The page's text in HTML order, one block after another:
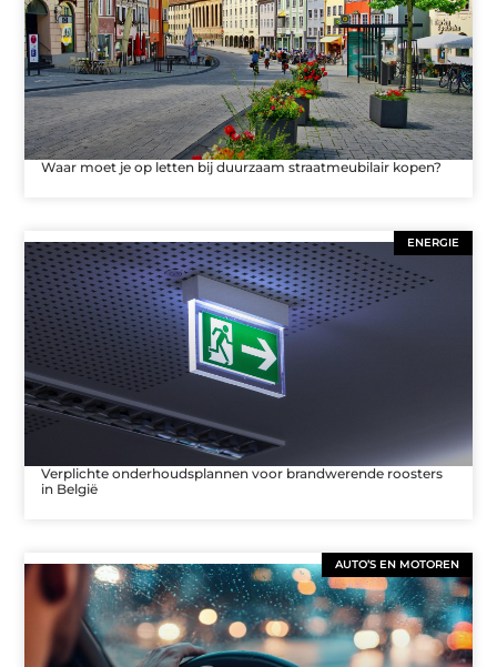
Waar moet je op letten bij duurzaam straatmeubilair kopen?
ENERGIE
Verplichte onderhoudsplannen voor brandwerende roosters
in België
AUTO’S EN MOTOREN